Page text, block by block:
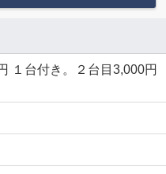
１台付き。２台目3,000円